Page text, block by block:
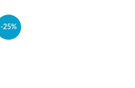
-25%